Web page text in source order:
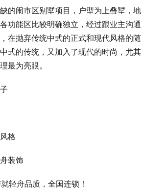
的闹市区别墅项目，户型为上叠墅，地
功能区比较明确独立，经过跟业主沟通
在抛弃传统中式的正式和现代风格的随
式的传统，又加入了现代的时尚，尤其
最为亮眼。
格
装饰
轻舟品质，全国连锁！